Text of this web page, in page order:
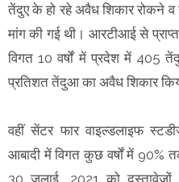
तेंदुए के हो रहे अवैध शिकार रोकने व
मांग की गई थी। आरटीआई से
विगत 10 वर्षों में प्रदेश में 405
प्रतिशत तेंदुआ का अवैध शिकार
वहीं सेंटर फार वाइल्डलाइफ
आबादी में विगत कुछ वर्षों में 90%
30 जुलाई, 2021 को